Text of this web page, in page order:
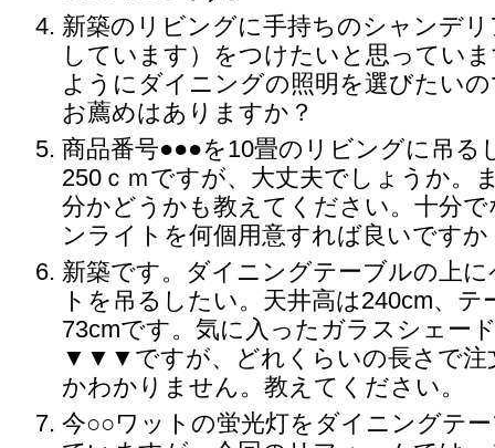
新築のリビングに手持ちのシャンデ
しています）をつけたいと思ってい
ようにダイニングの照明を選びたい
お薦めはありますか？
商品番号●●●を10畳のリビングに吊る
250ｃｍですが、大丈夫でしょうか。
分かどうかも教えてください。十分
ンライトを何個用意すれば良いですか
新築です。ダイニングテーブルの上
トを吊るしたい。天井高は240cm、
73cmです。気に入ったガラスシェ
▼▼▼ですが、どれくらいの長さで注
かわかりません。教えてください。
今○○ワットの蛍光灯をダイニングテ